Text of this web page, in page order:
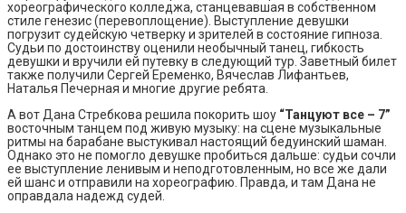
хореографического колледжа, станцевавшая в собственном
стиле генезис (перевоплощение). Выступление девушки
погрузит судейскую четверку и зрителей в состояние гипноза.
Судьи по достоинству оценили необычный танец, гибкость
девушки и вручили ей путевку в следующий тур. Заветный билет
также получили Сергей Еременко, Вячеслав Лифантьев,
Наталья Печерная и многие другие ребята.
А вот Дана Стребкова решила покорить шоу “Танцуют все – 7”
восточным танцем под живую музыку: на сцене музыкальные
ритмы на барабане выстукивал настоящий бедуинский шаман.
Однако это не помогло девушке пробиться дальше: судьи сочли
ее выступление ленивым и неподготовленным, но все же дали
ей шанс и отправили на хореографию. Правда, и там Дана не
оправдала надежд судей.